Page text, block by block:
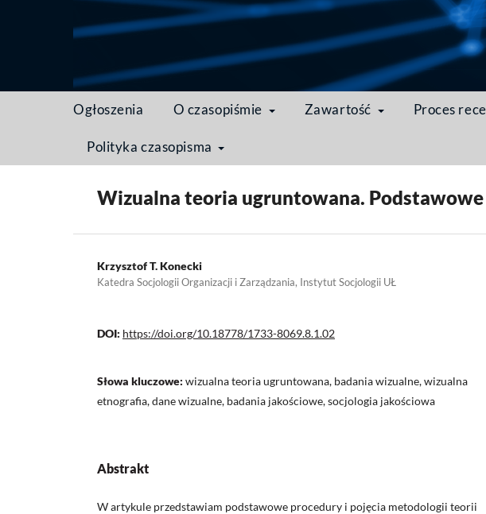
Ogłoszenia O czasopiśmie Zawartość Proces
Polityka czasopisma
Strona domowa / Archiwum
Wizualna teoria ugruntowana.
Krzysztof T. Konecki
Katedra Socjologii Organizacji i Zarządzania, Instytut Socjologii UŁ
DOI: https://doi.org/10.18778/1733-8069.8.1.02
Słowa kluczowe: wizualna teoria ugruntowana, badania wizualne, wizualna
etnografia, dane wizualne, badania jakościowe, socjologia jakościowa
Abstrakt
W artykule przedstawiam podstawowe procedury i pojęcia metodologii teorii